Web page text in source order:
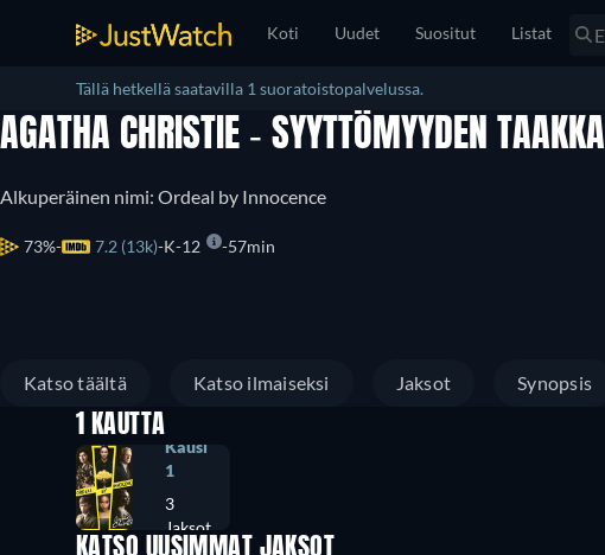
Koti Uudet Suositut Listat
Tällä hetkellä saatavilla 1 suoratoistopalvelussa.
AGATHA CHRISTIE - SYYTTÖMYYDEN TAAKKA
Alkuperäinen nimi: Ordeal by Innocence
73% 7.2 (13k) K-12 57min
Katso täältä Katso ilmaiseksi Jaksot Synopsis
1 KAUTTA
Kausi
1
3
Jaksot
KATSO UUSIMMAT JAKSOT